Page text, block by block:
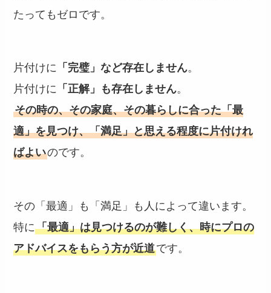
たってもゼロです。
片付けに 「完璧」など存在しません。
片付けに 「正解」も存在しません。
その時の、その家庭、その暮らしに合った「最
適」を見つけ、「満足」と思える程度に片付けれ
ばよいのです。
その「最適」も「満足」も人によって違います。
特に「最適」は見つけるのが難しく、時にプロの
アドバイスをもらう方が近道です。